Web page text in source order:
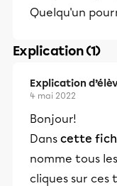
Quelqu'un
Explication (1)
Explication
4 mai 2022
Bonjour!
Dans cette
nomme tous
cliques sur ces